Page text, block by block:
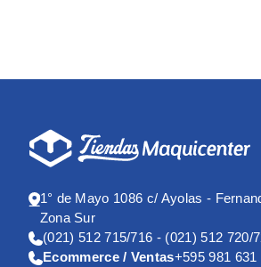
1° de Mayo 1086 c/ Ayolas -
Zona Sur
(021) 512 715/716 - (021) 512 720/
Ecommerce / Ventas+595 981 631